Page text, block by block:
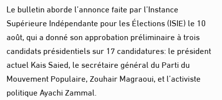
Le bulletin aborde l’annonce faite par l’Instance
Supérieure Indépendante pour les Élections (ISIE) le 10
août, qui a donné son approbation préliminaire à trois
candidats présidentiels sur 17 candidatures: le président
actuel Kais Saied, le secrétaire général du Parti du
Mouvement Populaire, Zouhair Magraoui, et l’activiste
politique Ayachi Zammal.